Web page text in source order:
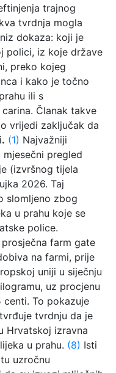
trajnog
tvrdnja mogla
dokaza: koji je
polici, iz koje države
preko kojeg
i kako je točno
ili s
Članak takve
vrijedi zaključak da
. (1) Najvažniji
pregled
(izvršnog tijela
2026. Taj
slomljeno zbog
u prahu koje se
police.
farm gate
na farmi, prije
uniji u siječnju
uz procjenu
centi. To pokazuje
tvrdnju da je
Hrvatskoj izravna
u prahu. (8) Isti
uzročnu